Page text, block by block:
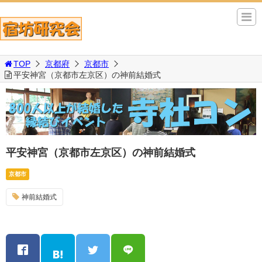
TOP 京都府
京都市
平安神宮（京都市左京区）の神前結婚式
平安神宮（京都市左京区）の神前結婚式
京都市
神前結婚式